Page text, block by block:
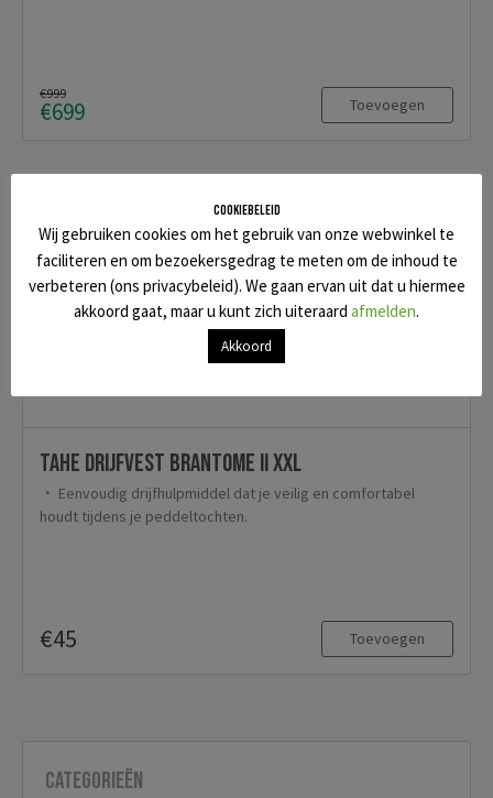
€999
€699 Toevoegen
TAHE Drijfvest Brantome II XXL
Eenvoudig drijfhulpmiddel dat je veilig en comfortabel
houdt tijdens je peddeltochten.
€45 Toevoegen
Categorieën
Cookiebeleid
Wij gebruiken cookies om het gebruik van onze webwinkel te
faciliteren en om bezoekersgedrag te meten om de inhoud te
verbeteren (ons privacybeleid). We gaan ervan uit dat u hiermee
akkoord gaat, maar u kunt zich uiteraard afmelden.
Akkoord